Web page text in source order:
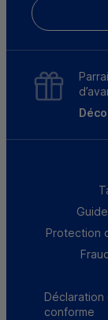
Protection
Déclaration
conforme